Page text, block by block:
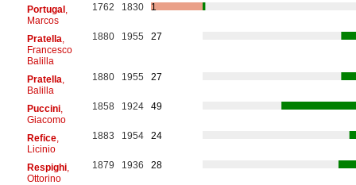
Portugal,
Marcos
1762 1830 1
Pratella
Francesco
Balilla
1880 1955 27
Pratella
Balilla
1880 1955 27
Puccini,
Giacomo
1858 1924 49
Refice,
Licinio
1883 1954 24
Respighi,
Ottorino
1879 1936 28